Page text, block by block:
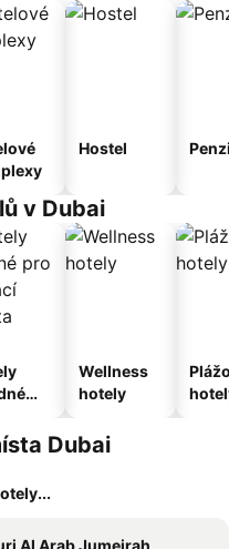
Hostel
v Dubai
Wellness
hotely
Dubai
Al Arab Jumeirah